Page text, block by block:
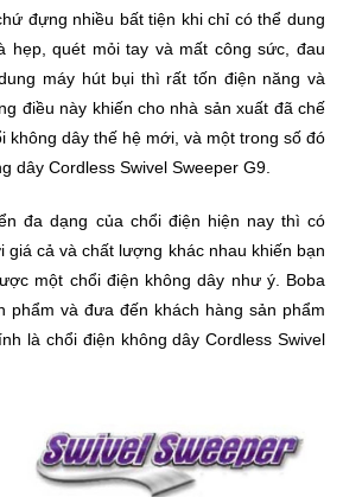
đựng nhiều bất tiện khi chỉ có thể dung
hẹp, quét mỏi tay và mất công sức, đau
máy hút bụi thì rất tốn điện năng và
điều này khiến cho nhà sản xuất đã chế
không dây thế hệ mới, và một trong số đó
dây Cordless Swivel Sweeper G9.
đa dạng của chổi điện hiện nay thì có
giá cả và chất lượng khác nhau khiến bạn
một chổi điện không dây như ý. Boba
phẩm và đưa đến khách hàng sản phẩm
là chổi điện không dây Cordless Swivel